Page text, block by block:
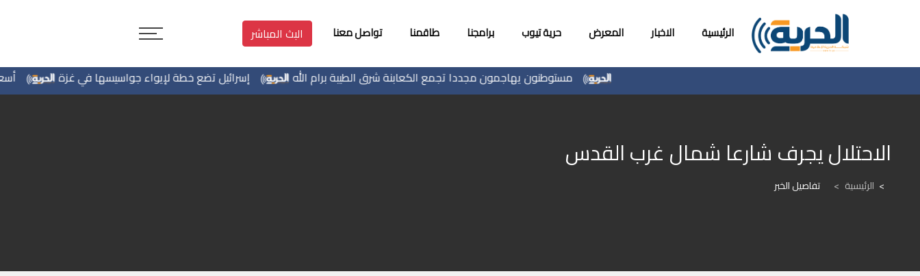
الرئيسية الاخبار المعرض حرية تيوب برامجنا طاقمنا تواصل معنا البث المباشر
أسعار إسرائيل تضع خطة لإيواء جواسيسها في غزة مستوطنون يهاجمون مجددا تجمع الكعابنة شرق الطيبة برام الله
الاحتلال يجرف شارعا شمال غرب القدس
الرئيسية > تفاصيل الخبر